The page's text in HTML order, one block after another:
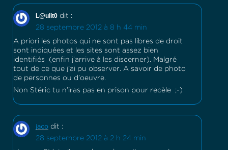
L@ulit0 dit :
28 septembre 2012 à 8 h 44 min
A priori les photos qui ne sont pas libres de droit
sont indiquées et les sites sont assez bien
identifiés (enfin j’arrive à les discerner). Malgré
tout de ce que j’ai pu observer. A savoir de photo
de personnes ou d’oeuvre.
Non Stéric tu n’iras pas en prison pour recèle ;-)
jaco dit :
28 septembre 2012 à 2 h 24 min